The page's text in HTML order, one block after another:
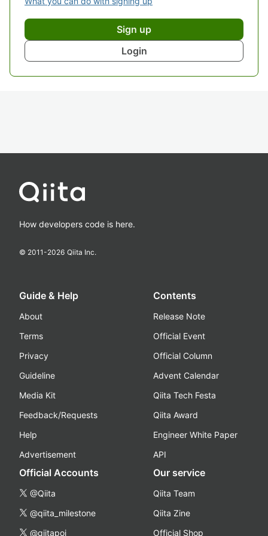
Sign up
Login
How developers code is here.
© 2011-2026 Qiita Inc.
Guide & Help
About
Terms
Privacy
Guideline
Media Kit
Feedback/Requests
Help
Advertisement
Contents
Release Note
Official Event
Official Column
Advent Calendar
Qiita Tech Festa
Qiita Award
Engineer White Paper
API
Official Accounts
@Qiita
@qiita_milestone
@qiitapoi
Our service
Qiita Team
Qiita Zine
Official Shop